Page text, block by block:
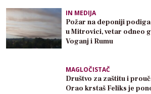
IN MEDIJA
Požar na deponiji
u Mitrovici, vetar odneo
Voganj i Rumu
MAGLOČISTAČ
Društvo za zaštitu i
Orao krstaš Feliks je